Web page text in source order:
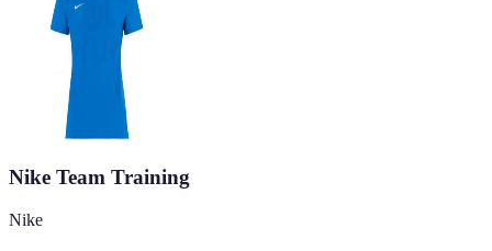
Nike Team Training
Nike